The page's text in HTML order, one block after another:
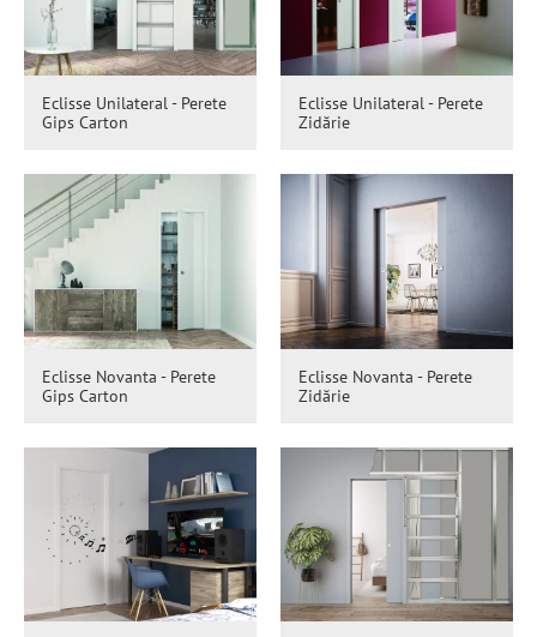
Eclisse Unilateral - Perete
Gips Carton
Eclisse Unilateral - Perete
Zidărie
Eclisse Novanta - Perete
Gips Carton
Eclisse Novanta - Perete
Zidărie